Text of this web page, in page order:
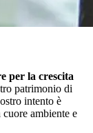
per la crescita
patrimonio di
intento è
ambiente e